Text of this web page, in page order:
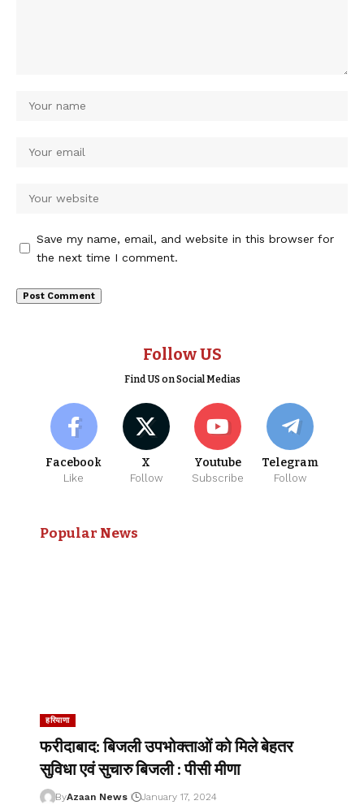
Save my name, email, and website in this browser for
the next time I comment.
Follow US
Find US on Social Medias
Facebook
Like
X
Follow
Youtube
Subscribe
Telegram
Follow
Popular News
हरियाणा
फरीदाबाद: बिजली उपभोक्ताओं को मिले बेहतर
सुविधा एवं सुचारु बिजली : पीसी मीणा
ByAzaan News January 17, 2024